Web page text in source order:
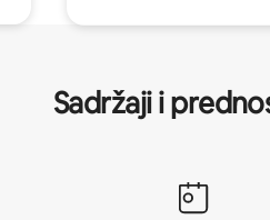
Sadržaji i